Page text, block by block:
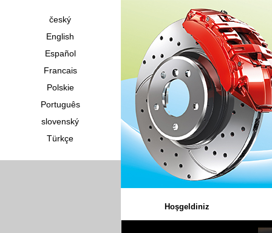
český
English
Español
Francais
Polskie
Português
slovenský
Türkçe
Hoşgeldiniz